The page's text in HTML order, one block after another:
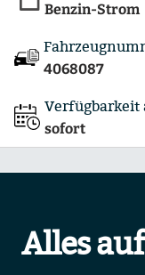
Benzin-Strom
4068087
Verfügbarkeit
sofort
Alles